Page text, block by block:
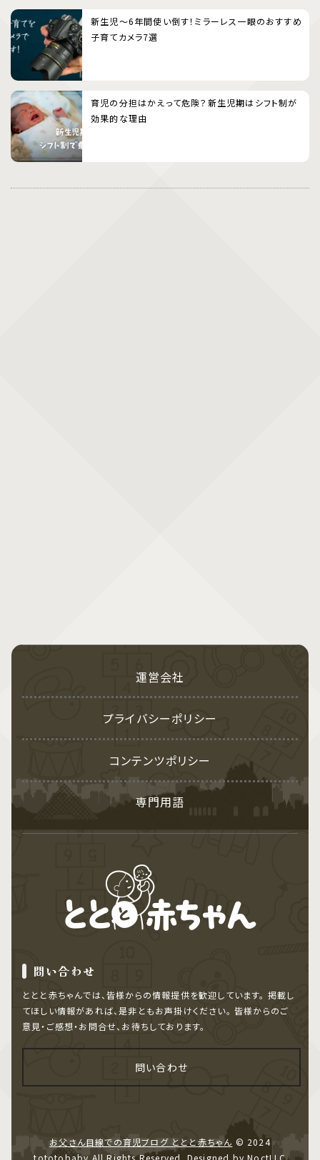
新生児〜6年間使い倒す！ミラーレス一眼のおすすめ
子育てカメラ7選
育児の分担はかえって危険？新生児期はシフト制が
効果的な理由
運営会社
プライバシーポリシー
コンテンツポリシー
専門用語
問い合わせ
ととと赤ちゃんでは、皆様からの情報提供を歓迎しています。 掲載し
てほしい情報があれば、是非ともお声掛けください。 皆様からのご
意見・ご感想・お問合せ、お待ちしております。
問い合わせ
お父さん目線での育児ブログ ととと赤ちゃん © 2024